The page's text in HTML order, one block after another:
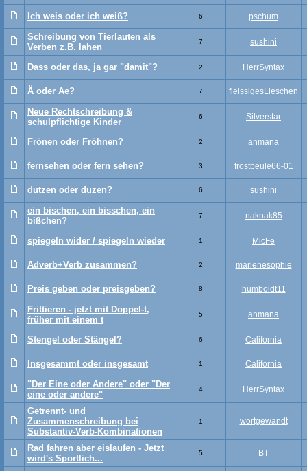
Ich weis oder ich weiß? 6 pschum
Schreibung von Tierlauten als
Verben z.B. Iahen
7 sushini
Dass oder das, ja gar "damit"? 2 HerrSyntax
Ä oder Ae? 7 fleissigesLieschen
Neue Rechtschreibung &
schulpflichtige Kinder
6 Silverstar
Frönen oder Fröhnen? 2 anmana
fernsehen oder fern sehen? 3 frostbeule66-01
dutzen oder duzen? 6 sushini
ein bischen, ein bisschen, ein
bißchen?
7 naknak85
spiegeln wider / spiegeln wieder 1 MicFe
Adverb+Verb zusammen? 2 marlenesophie
Preis geben oder preisgeben? 8 humboldt11
Frittieren - jetzt mit Doppel-t,
früher mit einem t
5 anmana
Stengel oder Stängel? 6 California
Insgesammt oder insgesamt 1 California
"Der Eine oder Andere" oder "Der
eine oder andere"
4 HerrSyntax
Getrennt- und
Zusammenschreibung bei
Substantiv-Verb-Kombinationen
1 wortgewandt
Rad fahren aber eislaufen - Jetzt
wird's Sportlich...
5 BT